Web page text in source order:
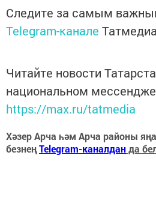
Следите за самым
Telegram-канале Татмедиа
Читайте новости
национальном
https://max.ru/tatmedia
Хәзер Арча һәм Арча районы
безнеңTelegram-каналданда